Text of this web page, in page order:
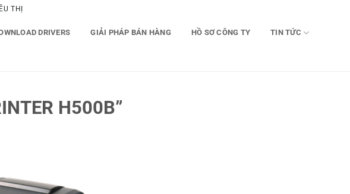
THỊ
DRIVERS GIẢI PHÁP BÁN HÀNG HỒ SƠ CÔNG TY TIN TỨC
H500B”